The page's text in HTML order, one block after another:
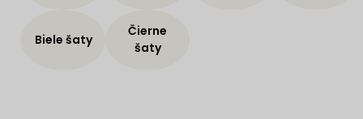
Biele šaty
Čierne
šaty